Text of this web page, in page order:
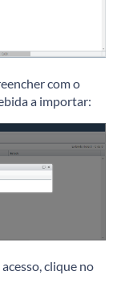
com o
a importar:
clique no